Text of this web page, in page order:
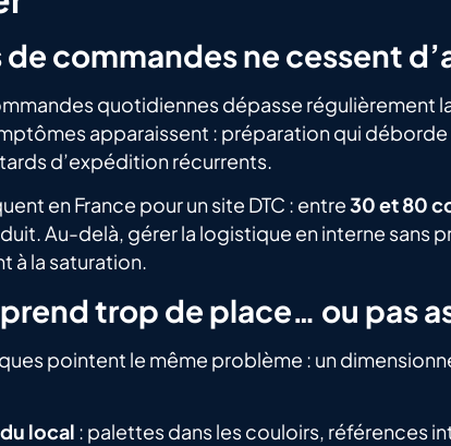
de commandes ne cessent
quotidiennes dépasse régulièrement
apparaissent : préparation qui déborde
d’expédition récurrents.
en France pour un site DTC : entre30 et 80
Au-delà, gérer la logistique en interne sans
à la saturation.
trop de place… ou pas
pointent le même problème : un
local : palettes dans les couloirs, références